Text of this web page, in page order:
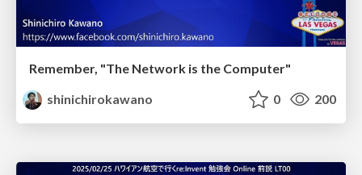
Remember, "The Network is the Computer"
shinichirokawano
0 200